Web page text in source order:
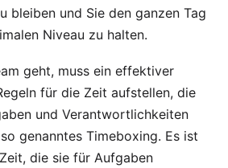
bleiben und Sie den ganzen Tag
Niveau zu halten.
geht, muss ein effektiver
für die Zeit aufstellen, die
und Verantwortlichkeiten
genanntes Timeboxing. Es ist
die sie für Aufgaben